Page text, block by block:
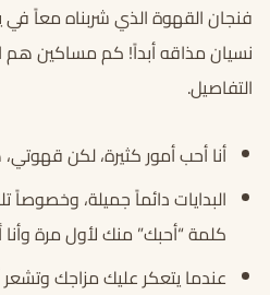
فنجان القهوة الذي شربناه معاً في
نسيان مذاقه أبداً! كم مساكين
التفاصيل.
أنا أحب أمور كثيرة، لكن
البدايات دائماً جميلة، وخصوصاً
كلمة “أحبك” منك لأول مرة
عندما يتعكر عليك مزاجك وتشعر